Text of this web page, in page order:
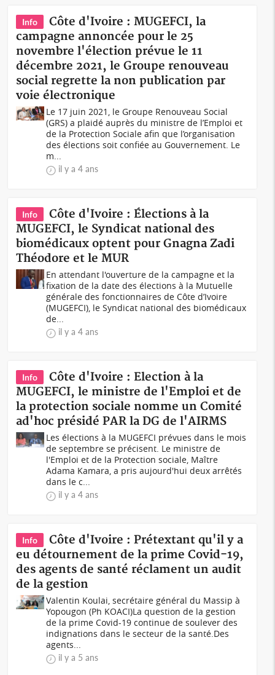
Info
Côte d'Ivoire : MUGEFCI, la
campagne annoncée pour le 25
novembre l'élection prévue le 11
décembre 2021, le Groupe renouveau
social regrette la non publication par
voie électronique
Le 17 juin 2021, le Groupe Renouveau Social
(GRS) a plaidé auprès du ministre de l’Emploi et
de la Protection Sociale afin que l’organisation
des élections soit confiée au Gouvernement. Le
m...
il y a 4 ans
Info
Côte d'Ivoire : Élections à la
MUGEFCI, le Syndicat national des
biomédicaux optent pour Gnagna Zadi
Théodore et le MUR
En attendant l'ouverture de la campagne et la
fixation de la date des élections à la Mutuelle
générale des fonctionnaires de Côte d’Ivoire
(MUGEFCI), le Syndicat national des biomédicaux
de...
il y a 4 ans
Info
Côte d'Ivoire : Election à la
MUGEFCI, le ministre de l'Emploi et de
la protection sociale nomme un Comité
ad'hoc présidé PAR la DG de l'AIRMS
Les élections à la MUGEFCI prévues dans le mois
de septembre se précisent. Le ministre de
l'Emploi et de la Protection sociale, Maître
Adama Kamara, a pris aujourd'hui deux arrêtés
dans le c...
il y a 4 ans
Info
Côte d'Ivoire : Prétextant qu'il y a
eu détournement de la prime Covid-19,
des agents de santé réclament un audit
de la gestion
Valentin Koulai, secrétaire général du Massip à
Yopougon (Ph KOACI)La question de la gestion
de la prime Covid-19 continue de soulever des
indignations dans le secteur de la santé.Des
agents...
il y a 5 ans